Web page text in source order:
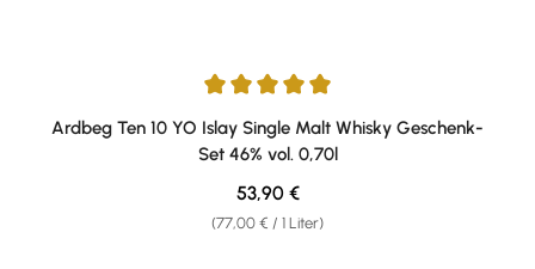
Durchschnittliche Bewertung von 5 von 5 Sternen
Ardbeg Ten 10 YO Islay Single Malt Whisky Geschenk-
Set 46% vol. 0,70l
(77,00 € / 1 Liter)
Regulärer Preis:
53,90 €